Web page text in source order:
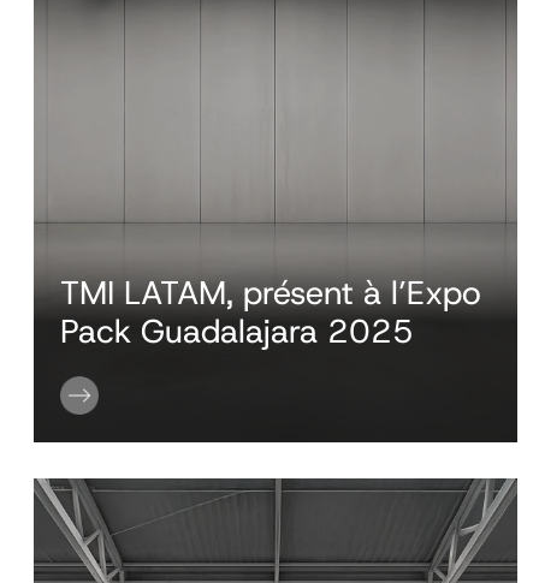
TMI LATAM, présent à l’Expo
Pack Guadalajara 2025